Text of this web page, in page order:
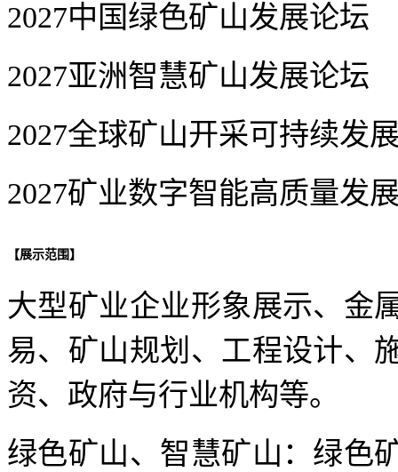
2027中国绿色矿山发展论坛
2027亚洲智慧矿山发展论坛
2027全球矿山开采可持续发
2027矿业数字智能高质量发
【展示范围 】
大型矿业企业形象展示、金
易、矿山规划、工程设计、
资、政府与行业机构等。
绿色矿山、智慧矿山：绿色